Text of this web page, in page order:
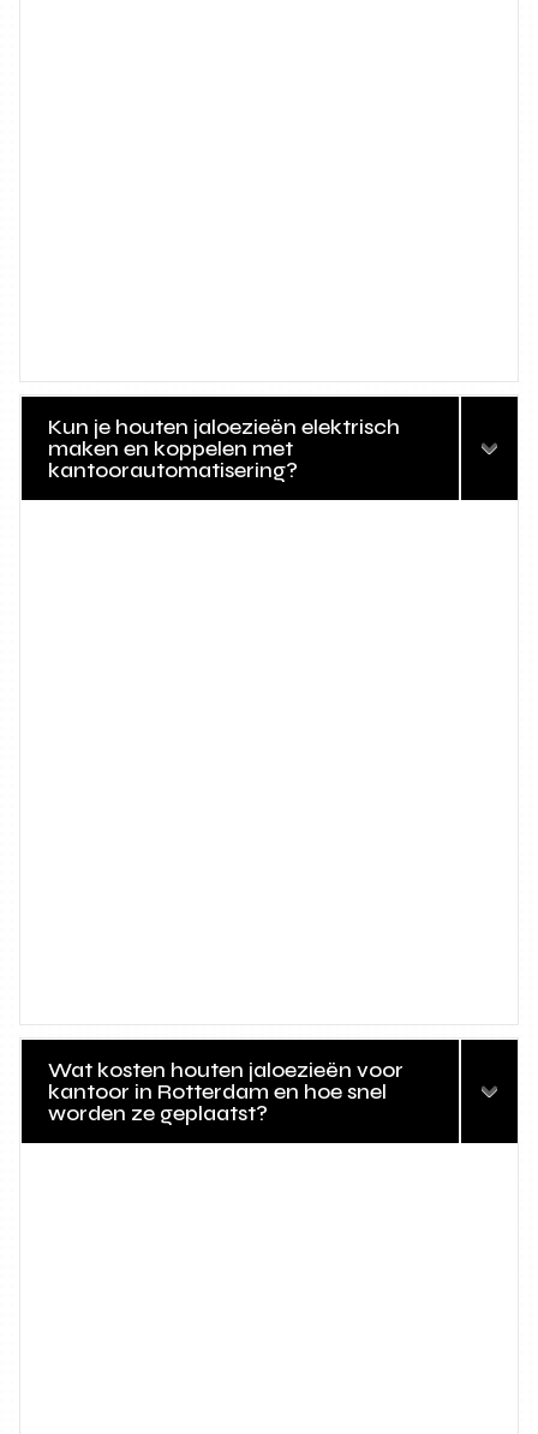
Kun je houten jaloezieën elektrisch
maken en koppelen met
kantoorautomatisering?
Wat kosten houten jaloezieën voor
kantoor in Rotterdam en hoe snel
worden ze geplaatst?